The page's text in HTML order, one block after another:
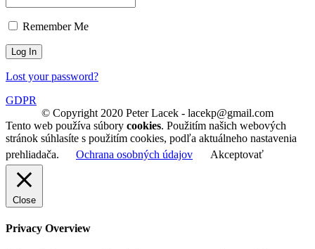
Remember Me
Lost your password?
GDPR
© Copyright 2020 Peter Lacek - lacekp@gmail.com
Tento web používa súbory cookies. Použitím našich webových
stránok súhlasíte s použitím cookies, podľa aktuálneho nastavenia
prehliadača.
Ochrana osobných údajov Akceptovať
Close
Privacy Overview